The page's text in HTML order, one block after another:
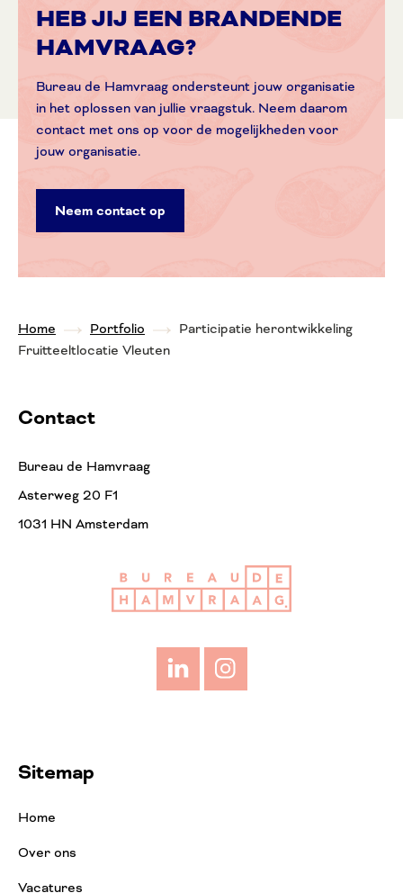
HEB JIJ EEN BRANDENDE
HAMVRAAG?
Bureau de Hamvraag ondersteunt jouw organisatie
in het oplossen van jullie vraagstuk. Neem daarom
contact met ons op voor de mogelijkheden voor
jouw organisatie.
Neem contact op
Home Portfolio
Participatie herontwikkeling
Fruitteeltlocatie Vleuten
Contact
Bureau de Hamvraag
Asterweg 20 F1
1031 HN Amsterdam
LinkedInInstagram
Sitemap
Home
Over ons
Vacatures